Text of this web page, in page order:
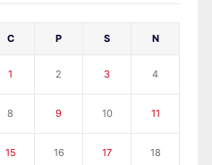
C P S N
1 2 3 4
8 9 10 11
15 16 17 18